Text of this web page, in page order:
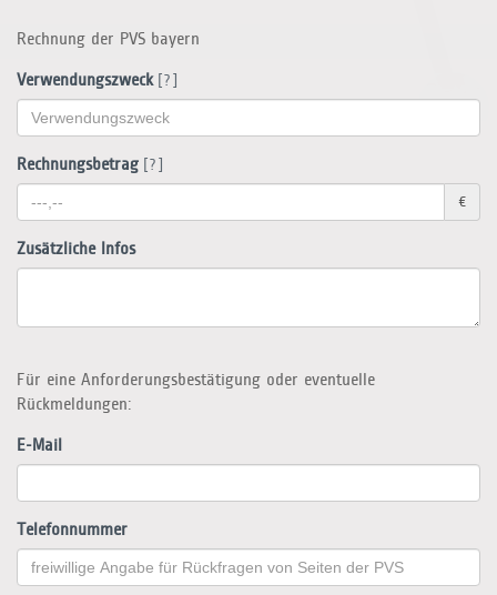
Rechnung der PVS bayern
Verwendungszweck [?]
Rechnungsbetrag [?]
€
Zusätzliche Infos
Für eine Anforderungsbestätigung oder eventuelle
Rückmeldungen:
E-Mail
Telefonnummer